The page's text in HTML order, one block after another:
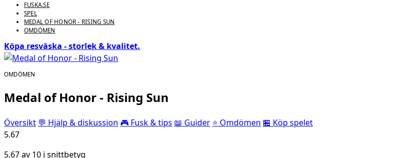
FUSKA.SE
SPEL
MEDAL OF HONOR - RISING SUN
OMDÖMEN
Köpa resväska - storlek & kvalitet.
OMDÖMEN
Medal of Honor - Rising Sun
Översikt 💬 Hjälp & diskussion 🎮 Fusk & tips 📖 Guider ⭐ Omdömen 🏪 Köp spelet
5.67
5.67 av 10 i snittbetyg